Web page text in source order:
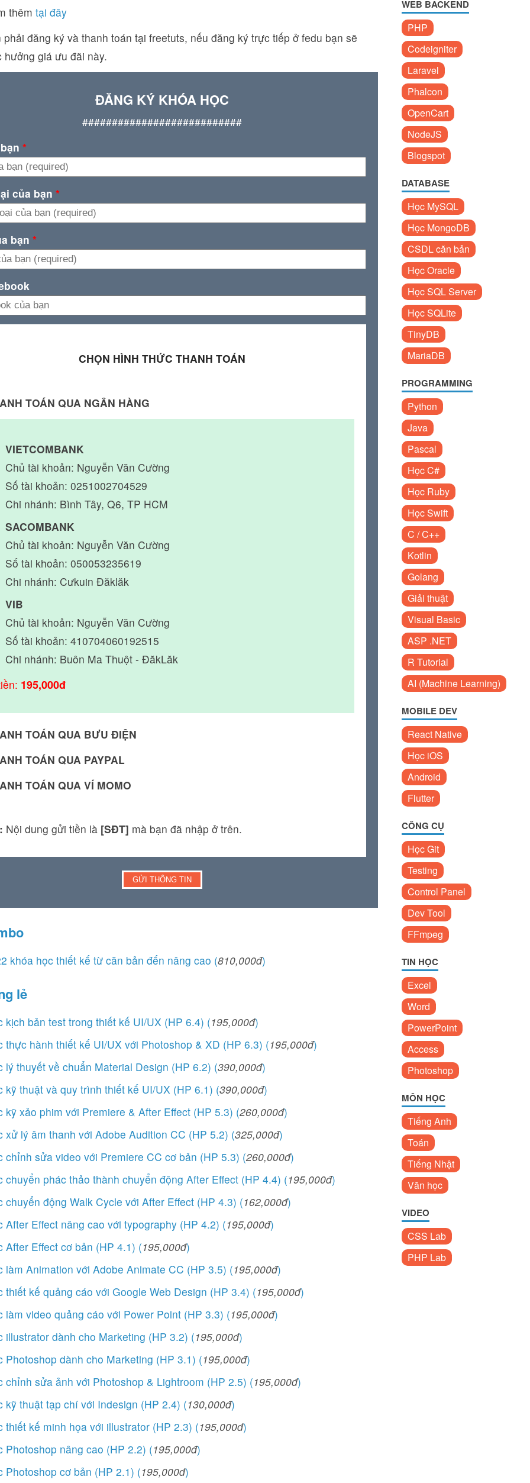
thêm tại đây
đăng ký và thanh toán tại freetuts, nếu đăng ký trực tiếp ở fedu bạn sẽ
hưởng giá ưu đãi này.
ĐĂNG KÝ KHÓA HỌC
###########################
*
của bạn *
bạn *
CHỌN HÌNH THỨC THANH TOÁN
TOÁN QUA NGÂN HÀNG
VIETCOMBANK
Chủ tài khoản: Nguyễn Văn Cường
Số tài khoản: 0251002704529
Chi nhánh: Bình Tây, Q6, TP HCM
SACOMBANK
Chủ tài khoản: Nguyễn Văn Cường
Số tài khoản: 050053235619
Chi nhánh: Cưkuin Đăklăk
VIB
Chủ tài khoản: Nguyễn Văn Cường
Số tài khoản: 410704060192515
Chi nhánh: Buôn Ma Thuột - ĐăkLăk
195,000đ
TOÁN QUA BƯU ĐIỆN
TOÁN QUA PAYPAL
TOÁN QUA VÍ MOMO
Nội dung gửi tiền là [SĐT] mà bạn đã nhập ở trên.
khóa học thiết kế từ căn bản đến nâng cao (810,000đ)
lẻ
kịch bản test trong thiết kế UI/UX (HP 6.4) (195,000đ)
thực hành thiết kế UI/UX với Photoshop & XD (HP 6.3) (195,000đ)
lý thuyết về chuẩn Material Design (HP 6.2) (390,000đ)
kỹ thuật và quy trình thiết kế UI/UX (HP 6.1) (390,000đ)
kỹ xảo phim với Premiere & After Effect (HP 5.3) (260,000đ)
xử lý âm thanh với Adobe Audition CC (HP 5.2) (325,000đ)
chỉnh sửa video với Premiere CC cơ bản (HP 5.3) (260,000đ)
chuyển phác thảo thành chuyển động After Effect (HP 4.4) (195,000đ)
chuyển động Walk Cycle với After Effect (HP 4.3) (162,000đ)
After Effect nâng cao với typography (HP 4.2) (195,000đ)
After Effect cơ bản (HP 4.1) (195,000đ)
làm Animation với Adobe Animate CC (HP 3.5) (195,000đ)
thiết kế quảng cáo với Google Web Design (HP 3.4) (195,000đ)
làm video quảng cáo với Power Point (HP 3.3) (195,000đ)
illustrator dành cho Marketing (HP 3.2) (195,000đ)
Photoshop dành cho Marketing (HP 3.1) (195,000đ)
chỉnh sửa ảnh với Photoshop & Lightroom (HP 2.5) (195,000đ)
kỹ thuật tạp chí với Indesign (HP 2.4) (130,000đ)
thiết kế minh họa với illustrator (HP 2.3) (195,000đ)
Photoshop nâng cao (HP 2.2) (195,000đ)
Photoshop cơ bản (HP 2.1) (195,000đ)
WEB BACKEND
PHP
Codeigniter
Laravel
Phalcon
OpenCart
NodeJS
Blogspot
DATABASE
Học MySQL
Học MongoDB
CSDL căn bản
Học Oracle
Học SQL Server
Học SQLite
TinyDB
MariaDB
PROGRAMMING
Python
Java
Pascal
Học C#
Học Ruby
Học Swift
C / C++
Kotlin
Golang
Giải thuật
Visual Basic
ASP .NET
R Tutorial
AI (Machine Learning)
MOBILE DEV
React Native
Học iOS
Android
Flutter
CÔNG CỤ
Học Git
Testing
Control Panel
Dev Tool
FFmpeg
TIN HỌC
Excel
Word
PowerPoint
Access
Photoshop
MÔN HỌC
Tiếng Anh
Toán
Tiếng Nhật
Văn học
VIDEO
CSS Lab
PHP Lab